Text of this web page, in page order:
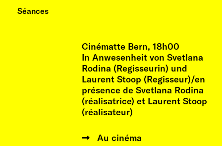
Séances
Cinématte Bern, 18h00
In Anwesenheit von Svetlana
Rodina (Regisseurin) und
Laurent Stoop (Regisseur)/en
présence de Svetlana Rodina
(réalisatrice) et Laurent Stoop
(réalisateur)
Au cinéma